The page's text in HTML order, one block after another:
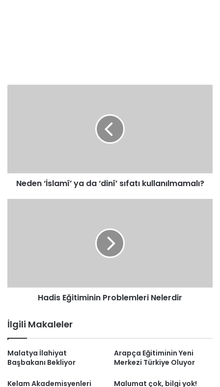
Neden ‘İslamî’ ya da ‘dinî’ sıfatı kullanılmamalı?
Hadis Eğitiminin Problemleri Nelerdir
İlgili Makaleler
Malatya İlahiyat
Başbakanı Bekliyor
Arapça Eğitiminin Yeni
Merkezi Türkiye Oluyor
Kelam Akademisyenleri
Malumat çok, bilgi yok!